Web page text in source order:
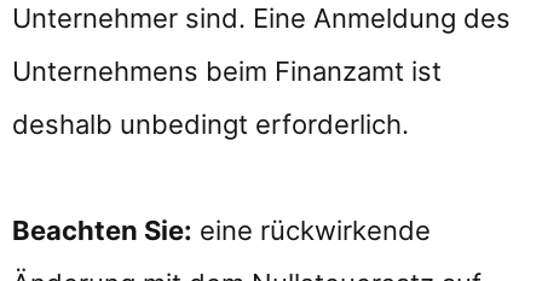
Unternehmer sind. Eine Anmeldung des
Unternehmens beim Finanzamt ist
deshalb unbedingt erforderlich.
Beachten Sie: eine rückwirkende